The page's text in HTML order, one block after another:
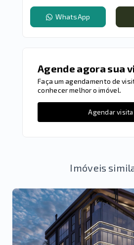
WhatsApp
Agende agora sua
Faça um agendamento de
conhecer melhor o imóvel.
Agendar visita
Imóveis